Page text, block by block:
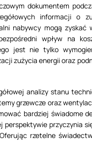
dokumentem
informacji o
nabywcy mogą zyskać
wpływ na
jest nie tylko
zużycia energii oraz
analizy stanu
grzewcze oraz
bardziej świadome
perspektywie przyczynia
rzetelne